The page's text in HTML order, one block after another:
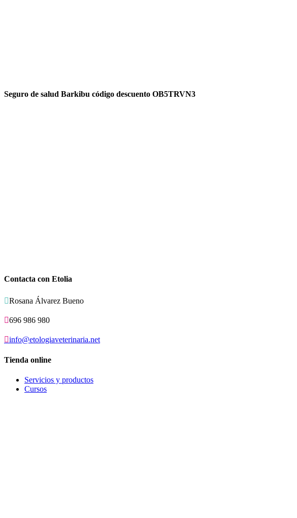
Seguro de salud Barkibu código descuento OB5TRVN3
Contacta con Etolia
Rosana Álvarez Bueno
696 986 980
info@etologiaveterinaria.net
Tienda online
Servicios y productos
Cursos